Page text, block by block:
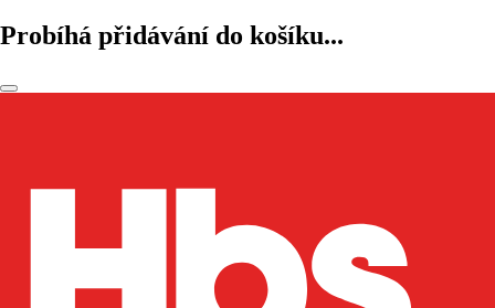
Probíhá přidávání do košíku...